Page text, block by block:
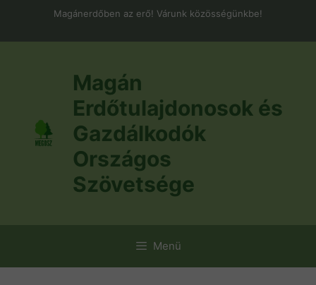
Magánerdőben az erő! Várunk közösségünkbe!
Magán
Erdőtulajdonosok és
Gazdálkodók
Országos
Szövetsége
Menü